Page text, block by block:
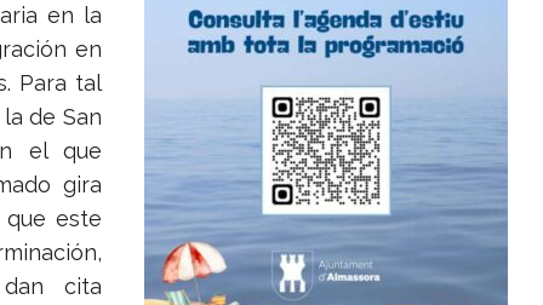
en la
en
Para tal
de San
el que
gira
este
cita